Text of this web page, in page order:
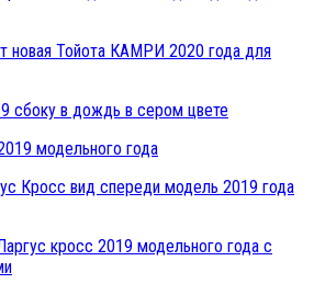
новая Тойота КАМРИ 2020 года для
модельного года
кросс 2019 модельного года с